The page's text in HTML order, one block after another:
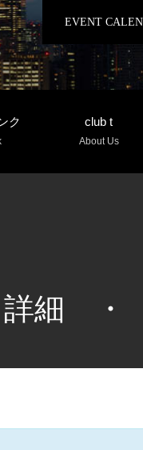
EVENT
ク club t
About Us
細 ・